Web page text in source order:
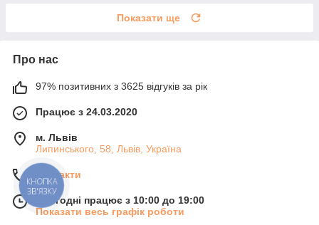
Показати ще
Про нас
97% позитивних з 3625 відгуків за рік
Працює з 24.03.2020
м. Львів
Липинського, 58, Львів, Україна
Контакти
Сьогодні працює з 10:00 до 19:00
Показати весь графік роботи
КНОПКА
ЗВ'ЯЗКУ